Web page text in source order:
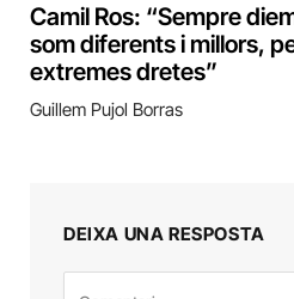
Camil Ros: “Sempre
som diferents i millors,
extremes dretes”
Guillem Pujol Borras
DEIXA UNA RESPOSTA